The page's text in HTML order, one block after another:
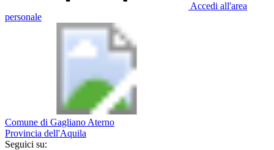
Accedi all'area
personale
Comune di Gagliano Aterno
Provincia dell'Aquila
Seguici su: